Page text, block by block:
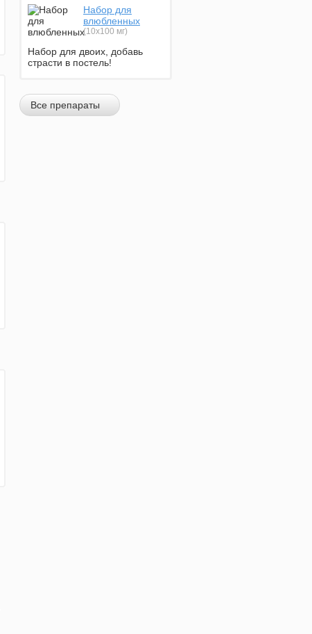
Набор для
влюбленных
(10х100 мг)
Набор для двоих, добавь
страсти в постель!
Все препараты